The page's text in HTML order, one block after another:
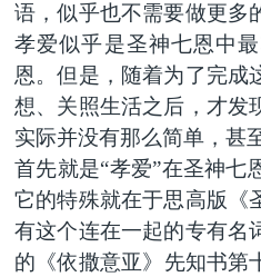
语，似乎也不需要做更多
孝爱似乎是圣神七恩中
恩。但是，随着为了完成
想、关照生活之后，才发
实际并没有那么简单，甚
首先就是“孝爱”在圣神七
它的特殊就在于思高版《
有这个连在一起的专有名
的《依撒意亚》先知书第